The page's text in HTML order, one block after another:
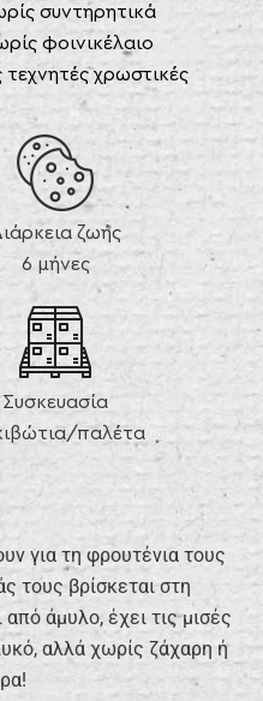
συντηρητικά
φοινικέλαιο
τεχνητές χρωστικές
ζωής
6 μήνες
Συσκευασία
παλέτα
για τη φρουτένια τους
τους βρίσκεται στη
άμυλο, έχει τις μισές
αλλά χωρίς ζάχαρη ή